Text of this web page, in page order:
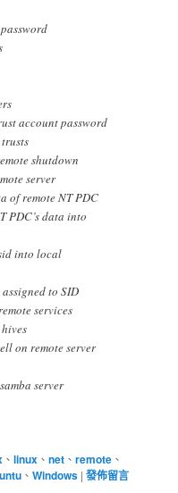
account password
shutdown
server
of remote NT PDC
PDC’s data into
into local
to SID
services
on remote server
server
、linux 、net 、remote 、
、Windows |發佈留言